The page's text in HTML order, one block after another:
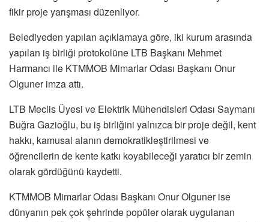
fikir proje yarışması düzenliyor.
Belediyeden yapılan açıklamaya göre, iki kurum arasında
yapılan iş birliği protokolüne LTB Başkanı Mehmet
Harmancı ile KTMMOB Mimarlar Odası Başkanı Onur
Olguner imza attı.
LTB Meclis Üyesi ve Elektrik Mühendisleri Odası Saymanı
Buğra Gazioğlu, bu iş birliğini yalnızca bir proje değil, kent
hakkı, kamusal alanın demokratikleştirilmesi ve
öğrencilerin de kente katkı koyabileceği yaratıcı bir zemin
olarak gördüğünü kaydetti.
KTMMOB Mimarlar Odası Başkanı Onur Olguner ise
dünyanın pek çok şehrinde popüler olarak uygulanan